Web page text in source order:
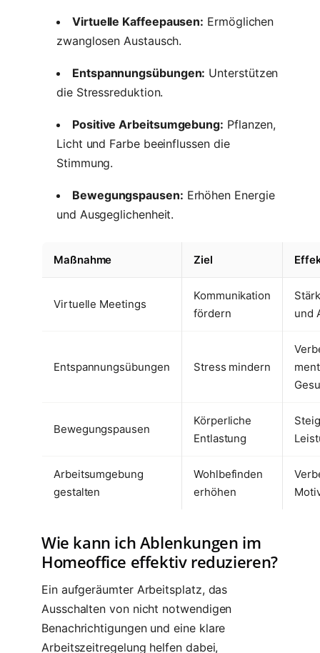
Virtuelle Kaffeepausen: Ermöglichen
zwanglosen Austausch.
Entspannungsübungen: Unterstützen
die Stressreduktion.
Positive Arbeitsumgebung: Pflanzen,
Licht und Farbe beeinflussen die
Stimmung.
Bewegungspausen: Erhöhen Energie
und Ausgeglichenheit.
Maßnahme Ziel
Virtuelle Meetings
Kommunikation
fördern
und
Entspannungsübungen Stress mindern
Bewegungspausen
Körperliche
Entlastung
Arbeitsumgebung
gestalten
Wohlbefinden
erhöhen
Wie kann ich Ablenkungen im
Homeoffice effektiv reduzieren?
Ein aufgeräumter Arbeitsplatz, das
Ausschalten von nicht notwendigen
Benachrichtigungen und eine klare
Arbeitszeitregelung helfen dabei,